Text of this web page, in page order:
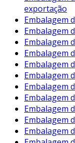
utilizadas em
Sacos de
transporte
alimentícios.
papel
manter a
caixas de
Rótulos e
exportação
Embalagem
Embalagem
Embalagem
Embalagem
Embalagem
Embalagem
Embalagem
Embalagem
Embalagem
Embalagem
Embalagem